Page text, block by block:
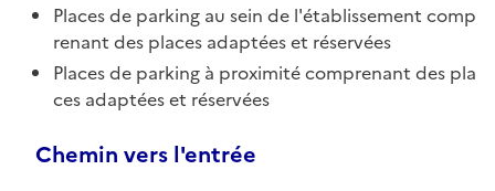
Places de parking au sein de l'établissement comp
renant des places adaptées et réservées
Places de parking à proximité comprenant des pla
ces adaptées et réservées
Chemin vers l'entrée